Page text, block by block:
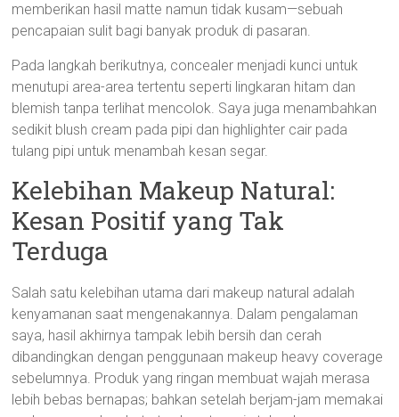
memberikan hasil matte namun tidak kusam—sebuah
pencapaian sulit bagi banyak produk di pasaran.
Pada langkah berikutnya, concealer menjadi kunci untuk
menutupi area-area tertentu seperti lingkaran hitam dan
blemish tanpa terlihat mencolok. Saya juga menambahkan
sedikit blush cream pada pipi dan highlighter cair pada
tulang pipi untuk menambah kesan segar.
Kelebihan Makeup Natural:
Kesan Positif yang Tak
Terduga
Salah satu kelebihan utama dari makeup natural adalah
kenyamanan saat mengenakannya. Dalam pengalaman
saya, hasil akhirnya tampak lebih bersih dan cerah
dibandingkan dengan penggunaan makeup heavy coverage
sebelumnya. Produk yang ringan membuat wajah merasa
lebih bebas bernapas; bahkan setelah berjam-jam memakai